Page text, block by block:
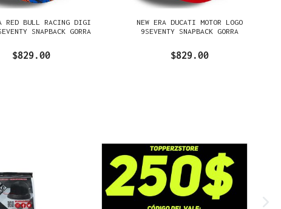
RED BULL RACING DIGI
SNAPBACK GORRA
$829.00
NEW ERA DUCATI MOTOR LOGO
9SEVENTY SNAPBACK GORRA
$829.00